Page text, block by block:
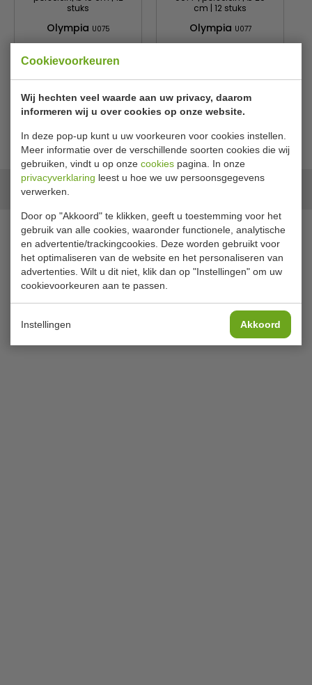
Cookievoorkeuren
Wij hechten veel waarde aan uw privacy, daarom
informeren wij u over cookies op onze website.
In deze pop-up kunt u uw voorkeuren voor cookies instellen.
Meer informatie over de verschillende soorten cookies die wij
gebruiken, vindt u op onze cookies pagina. In onze
privacyverklaring leest u hoe we uw persoonsgegevens
verwerken.
Door op "Akkoord" te klikken, geeft u toestemming voor het
gebruik van alle cookies, waaronder functionele, analytische
en advertentie/trackingcookies. Deze worden gebruikt voor
het optimaliseren van de website en het personaliseren van
advertenties. Wilt u dit niet, klik dan op "Instellingen" om uw
cookievoorkeuren aan te passen.
Instellingen Akkoord
stuks
Olympia U075
Bekijken
cm | 12 stuks
Olympia U077
Bekijken